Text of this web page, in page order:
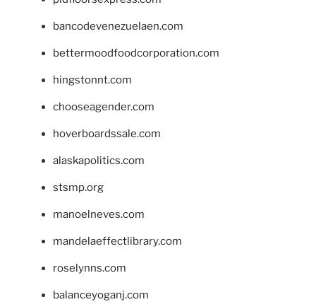
bancodevenezuelaen.com
bettermoodfoodcorporation.com
hingstonnt.com
chooseagender.com
hoverboardssale.com
alaskapolitics.com
stsmp.org
manoelneves.com
mandelaeffectlibrary.com
roselynns.com
balanceyoganj.com